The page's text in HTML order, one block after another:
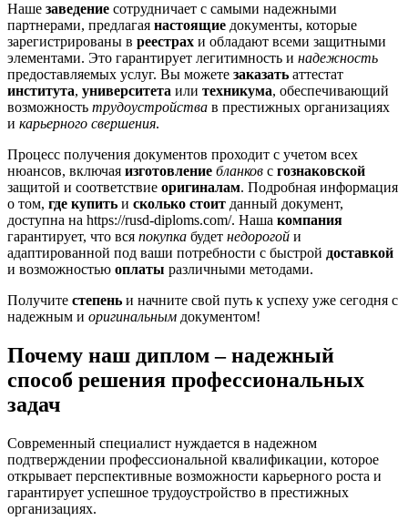
Наше заведение сотрудничает с самыми надежными
партнерами, предлагая настоящие документы, которые
зарегистрированы в реестрах и обладают всеми защитными
элементами. Это гарантирует легитимность и надежность
предоставляемых услуг. Вы можете заказать аттестат
института, университета или техникума, обеспечивающий
возможность трудоустройства в престижных организациях
и карьерного свершения.
Процесс получения документов проходит с учетом всех
нюансов, включая изготовление бланков с гознаковской
защитой и соответствие оригиналам. Подробная информация
о том, где купить и сколько стоит данный документ,
доступна на https://rusd-diploms.com/. Наша компания
гарантирует, что вся покупка будет недорогой и
адаптированной под ваши потребности с быстрой доставкой
и возможностью оплаты различными методами.
Получите степень и начните свой путь к успеху уже сегодня с
надежным и оригинальным документом!
Почему наш диплом – надежный
способ решения профессиональных
задач
Современный специалист нуждается в надежном
подтверждении профессиональной квалификации, которое
открывает перспективные возможности карьерного роста и
гарантирует успешное трудоустройство в престижных
организациях.